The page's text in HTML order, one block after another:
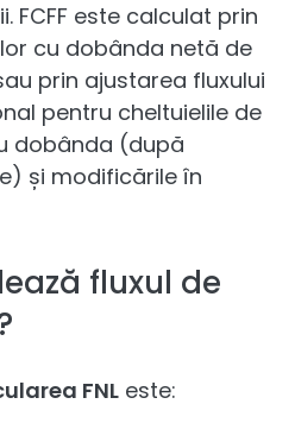
FCFF este calculat prin
cu dobânda netă de
prin ajustarea fluxului
pentru cheltuielile de
dobânda (după
și modificările în
fluxul de
FNL este: